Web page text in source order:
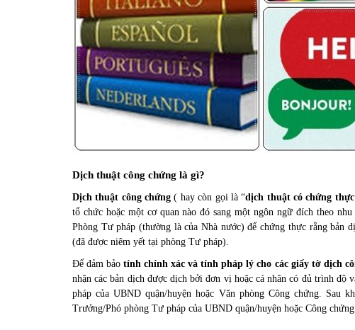
Dịch thuật công chứng là gì?
Dịch thuật công chứng ( hay còn gọi là “dịch thuật có chứng thực
tổ chức hoặc một cơ quan nào đó sang một ngôn ngữ đích theo
Phòng Tư pháp (thường là của Nhà nước) để chứng thực rằng
(đã được niêm yết tại phòng Tư pháp).
Để đảm bảotính chính xác và tính pháp lý cho các giấy tờ dịch
nhận các bản dịch được dịch bởi đơn vị hoặc cá nhân có đủ trình
pháp của UBND quận/huyện hoặc Văn phòng Công chứng. Sau
Trưởng/Phó phòng Tư pháp của UBND quận/huyện hoặc Công